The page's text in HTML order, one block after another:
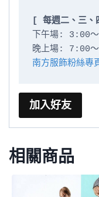
[ 每週二、三、
下午場: 3:00
南方服飾粉絲專
加入好友
相關商品